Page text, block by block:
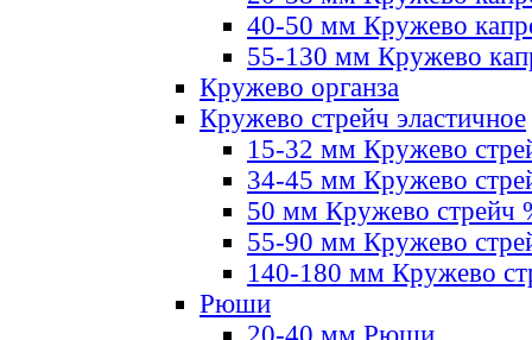
40-50 мм Кружево
55-130 мм Кружево
Кружево органза
Кружево стрейч эластичное
15-32 мм Кружево
34-45 мм Кружево
50 мм Кружево стрейч
55-90 мм Кружево
140-180 мм Кружево
Рюши